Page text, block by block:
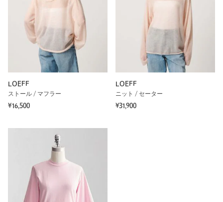
LOEFF
ストール / マフラー
¥16,500
LOEFF
ニット / セーター
¥31,900